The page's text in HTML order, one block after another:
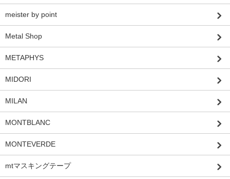
meister by point
Metal Shop
METAPHYS
MIDORI
MILAN
MONTBLANC
MONTEVERDE
mtマスキングテープ